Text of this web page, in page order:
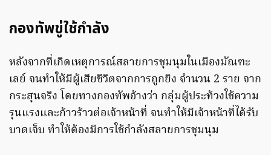
กองทัพขู่ใช้กำลัง
หลังจากที่เกิดเหตุการณ์สลายการชุมนุมในเมืองมัณฑะ
เลย์ จนทำให้มีผู้เสียชีวิตจากการถูกยิง จำนวน 2 ราย จาก
กระสุนจริง โดยทางกองทัพอ้างว่า กลุ่มผู้ประท้วงใช้ความ
รุนแรงและก้าวร้าวต่อเจ้าหน้าที่ จนทำให้มีเจ้าหน้าที่ได้รับ
บาดเจ็บ ทำให้ต้องมีการใช้กำลังสลายการชุมนุม